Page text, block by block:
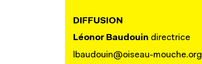
DIFFUSION
Léonor Baudouin directrice
lbaudouin@oiseau-mouche.org